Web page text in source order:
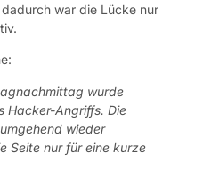
war die Lücke nur
wurde
Hacker-Angriffs. Die
wieder
Seite nur für eine kurze